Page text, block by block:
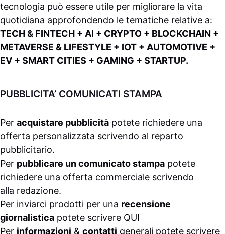
tecnologia può essere utile per migliorare la vita
quotidiana approfondendo le tematiche relative a:
TECH & FINTECH + AI + CRYPTO + BLOCKCHAIN +
METAVERSE & LIFESTYLE + IOT + AUTOMOTIVE +
EV + SMART CITIES + GAMING + STARTUP.
PUBBLICITA’ COMUNICATI STAMPA
Per acquistare pubblicità potete richiedere una
offerta personalizzata scrivendo al reparto
pubblicitario.
Per pubblicare un comunicato stampa potete
richiedere una offerta commerciale scrivendo
alla redazione.
Per inviarci prodotti per una recensione
giornalistica potete scrivere QUI
Per informazioni & contatti generali potete scrivere